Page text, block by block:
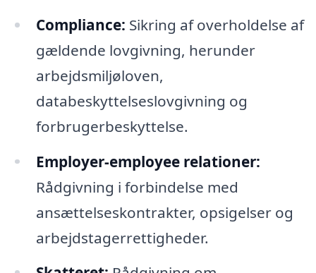
Compliance: Sikring af overholdelse af
gældende lovgivning, herunder
arbejdsmiljøloven,
databeskyttelseslovgivning og
forbrugerbeskyttelse.
Employer-employee relationer:
Rådgivning i forbindelse med
ansættelseskontrakter, opsigelser og
arbejdstagerrettigheder.